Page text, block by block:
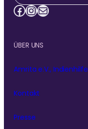
Facebook InstagramE-Mail
ÜBER UNS
Amrita e.V., Indienhilfe
Kontakt
Presse